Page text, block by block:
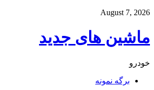
August 7, 2026
ماشین های جدید
خودرو
برگه نمونه